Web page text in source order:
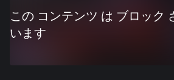
この コンテンツ は ブロック
います